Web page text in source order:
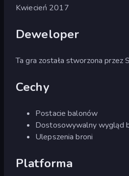
Kwiecień 2017
Deweloper
Ta gra została stworzona przez
Cechy
Postacie balonów
Dostosowywalny wygląd
Ulepszenia broni
Platforma